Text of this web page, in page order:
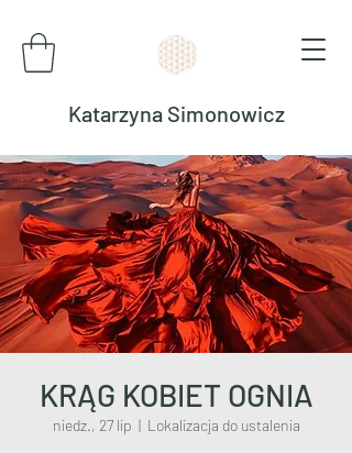
Katarzyna Simonowicz
KRĄG KOBIET OGNIA
niedz., 27 lip
  |
Lokalizacja do ustalenia